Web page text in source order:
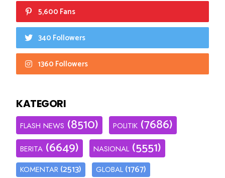
5,600 Fans
340 Followers
1360 Followers
KATEGORI
FLASH NEWS (8510) POLITIK (7686)
BERITA (6649) NASIONAL (5551)
KOMENTAR (2513) GLOBAL (1767)